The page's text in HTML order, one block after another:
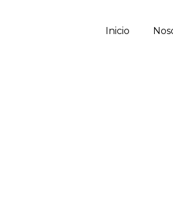
Inicio